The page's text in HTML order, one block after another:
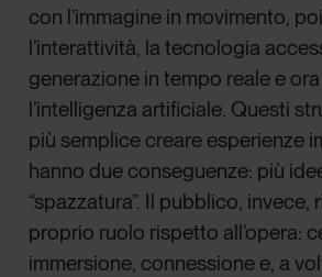
con l’immagine in movimento,
l’interattività, la tecnologia
generazione in tempo reale e
l’intelligenza artificiale. Questi
più semplice creare esperienze
hanno due conseguenze: più
“spazzatura”. Il pubblico, invece,
proprio ruolo rispetto all’opera:
immersione, connessione e, a